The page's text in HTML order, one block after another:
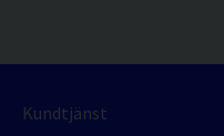
Kundtjänst